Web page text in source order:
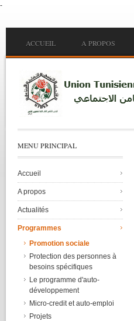
-
Main menu
ACCUEIL A PROPOS
MENU PRINCIPAL
Accueil
A propos
Actualités
Programmes
Promotion sociale
Protection des personnes à
besoins spécifiques
Le programme d'auto-
développement
Micro-credit et auto-emploi
Projets